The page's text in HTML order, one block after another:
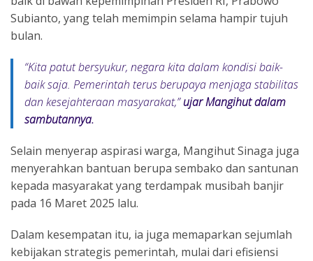
Subianto, yang telah memimpin selama hampir tujuh
bulan.
“Kita patut bersyukur, negara kita dalam kondisi baik-
baik saja. Pemerintah terus berupaya menjaga stabilitas
dan kesejahteraan masyarakat,”ujar Mangihut dalam
sambutannya.
Selain menyerap aspirasi warga, Mangihut Sinaga juga
menyerahkan bantuan berupa sembako dan santunan
kepada masyarakat yang terdampak musibah banjir
pada 16 Maret 2025 lalu.
Dalam kesempatan itu, ia juga memaparkan sejumlah
kebijakan strategis pemerintah, mulai dari efisiensi